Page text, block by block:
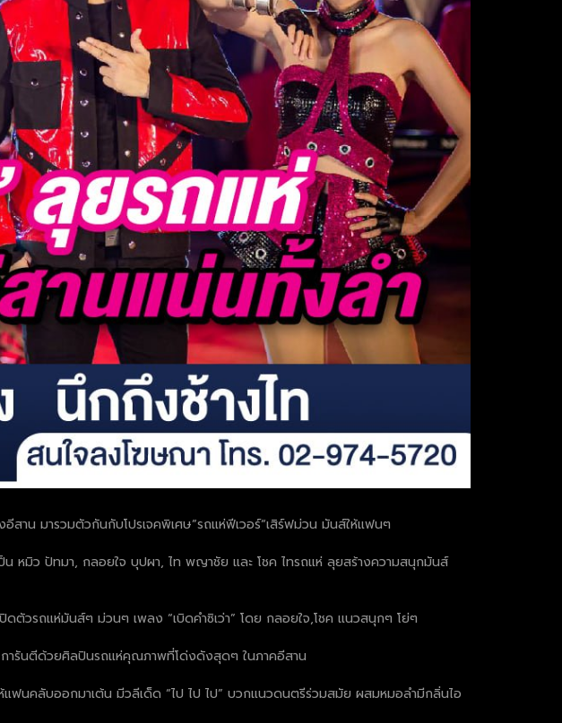
น มารวมตัวกันกับโปรเจคพิเศษ”รถแห่ฟีเวอร์“เสิร์ฟม่วน มันส์ให้แฟนๆ
น หมิว ปัทมา, กลอยใจ บุปผา, ไท พญาชัย และ โชค ไทรถแห่ ลุยสร้างความสนุกมันส์
ตัวรถแห่มันส์ๆ ม่วนๆ เพลง “เบิดคำซิเว่า” โดย กลอยใจ,โชค แนวสนุกๆ โย่ๆ
การันตีด้วยศิลปินรถแห่คุณภาพที่โด่งดังสุดๆ ในภาคอีสาน
ฟนคลับออกมาเต้น มีวลีเด็ด “ไป ไป ไป” บวกแนวดนตรีร่วมสมัย ผสมหมอลำมีกลิ่นไอ